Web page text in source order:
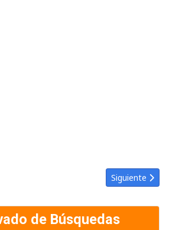
Oficial de Venezuela #43231 jueves 9
Artículo
Siguiente
de Búsquedas